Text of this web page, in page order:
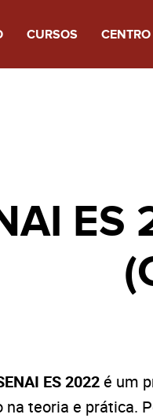
CURSOS
ES
ES 2022 é um
na teoria e prática.